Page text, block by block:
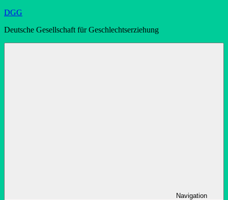
Zum
springen
DGG
Deutsche Gesellschaft für Geschlechtserziehung
Navigation